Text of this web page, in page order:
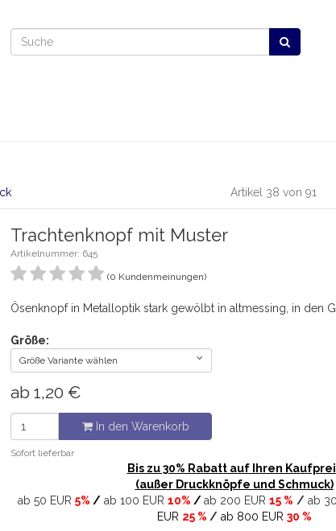
Artikel 38 von 91
Trachtenknopf mit Muster
Artikelnummer: 645
(0 Kundenmeinungen)
Ösenknopf in Metalloptik stark gewölbt in altmessing, in den
Größe:
Größe Variante wählen
ab 1,20 €
In den Warenkorb
Sofort lieferbar
Bis zu 30% Rabatt auf Ihren
(außer Druckknöpfe und Schmuck)
ab 50 EUR 5% /ab 100 EUR 10% /ab 200 EUR 15 % /ab
EUR 25 % / ab 800 EUR 30 %